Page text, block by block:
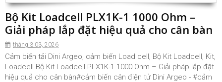
Bộ Kit Loadcell PLX1K-1 1000 Ohm –
Giải pháp lắp đặt hiệu quả cho cân bàn
tháng 3 03, 2026
Cảm biến tải Dini Argeo, cảm biến Load cell, Bộ Kit Loadcell, Kit,
Loadcell.Bộ Kit Loadcell PLX1K-1 1000 Ohm – Giải pháp lắp đặt
hiệu quả cho cân bàn#cảm biến cân điện tử Dini Argeo - #cảm